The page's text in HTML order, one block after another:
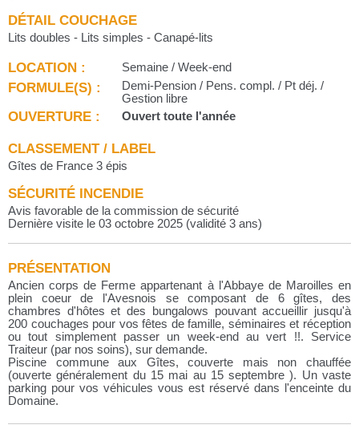
DÉTAIL COUCHAGE
Lits doubles - Lits simples - Canapé-lits
LOCATION : Semaine / Week-end
FORMULE(S) :
Demi-Pension / Pens. compl. / Pt déj. /
Gestion libre
OUVERTURE : Ouvert toute l'année
CLASSEMENT / LABEL
Gîtes de France 3 épis
SÉCURITÉ INCENDIE
Avis favorable de la commission de sécurité
Dernière visite le 03 octobre 2025 (validité 3 ans)
PRÉSENTATION
Ancien corps de Ferme appartenant à l'Abbaye de Maroilles en
plein coeur de l'Avesnois se composant de 6 gîtes, des
chambres d'hôtes et des bungalows pouvant accueillir jusqu'à
200 couchages pour vos fêtes de famille, séminaires et réception
ou tout simplement passer un week-end au vert !!. Service
Traiteur (par nos soins), sur demande.
Piscine commune aux Gîtes, couverte mais non chauffée
(ouverte généralement du 15 mai au 15 septembre ). Un vaste
parking pour vos véhicules vous est réservé dans l'enceinte du
Domaine.